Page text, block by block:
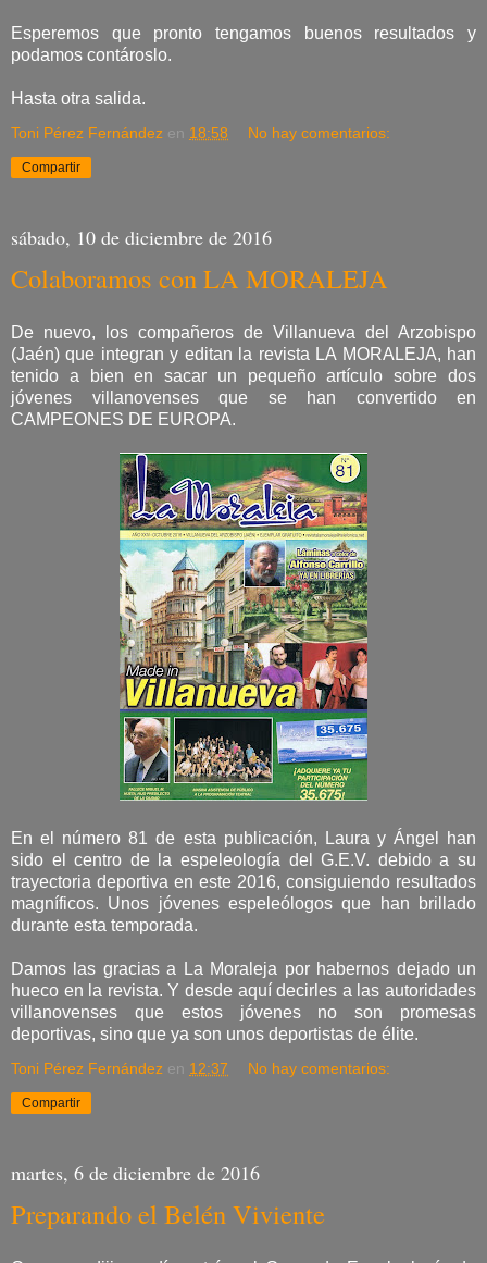
Esperemos que pronto tengamos buenos resultados y
podamos contároslo.
Hasta otra salida.
Toni Pérez Fernández en 18:58 No hay comentarios:
Compartir
sábado, 10 de diciembre de 2016
Colaboramos con LA MORALEJA
De nuevo, los compañeros de Villanueva del Arzobispo
(Jaén) que integran y editan la revista LA MORALEJA, han
tenido a bien en sacar un pequeño artículo sobre dos
jóvenes villanovenses que se han convertido en
CAMPEONES DE EUROPA.
En el número 81 de esta publicación, Laura y Ángel han
sido el centro de la espeleología del G.E.V. debido a su
trayectoria deportiva en este 2016, consiguiendo resultados
magníficos. Unos jóvenes espeleólogos que han brillado
durante esta temporada.
Damos las gracias a La Moraleja por habernos dejado un
hueco en la revista. Y desde aquí decirles a las autoridades
villanovenses que estos jóvenes no son promesas
deportivas, sino que ya son unos deportistas de élite.
Toni Pérez Fernández en 12:37 No hay comentarios:
Compartir
martes, 6 de diciembre de 2016
Preparando el Belén Viviente